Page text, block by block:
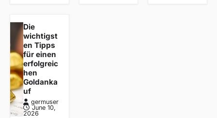
Die
wichtigst
en Tipps
für einen
erfolgreic
hen
Goldanka
uf
germuser
June 10,
2026